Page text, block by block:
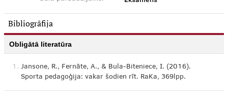
Bibliogrāfija
Obligātā literatūra
1. Jansone, R., Fernāte, A., & Bula-Biteniece, I. (2016).
Sporta pedagoģija: vakar šodien rīt. RaKa, 369lpp.